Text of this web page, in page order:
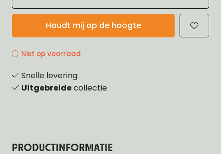
Houdt mij op de hoogte
Niet op voorraad
Snelle levering
Uitgebreidecollectie
PRODUCTINFORMATIE